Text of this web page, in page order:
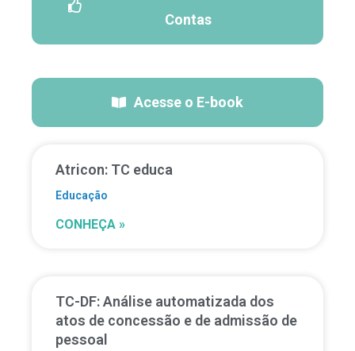
Contas
Acesse o E-book
Atricon: TC educa
Educação
CONHEÇA »
TC-DF: Análise automatizada dos
atos de concessão e de admissão de
pessoal